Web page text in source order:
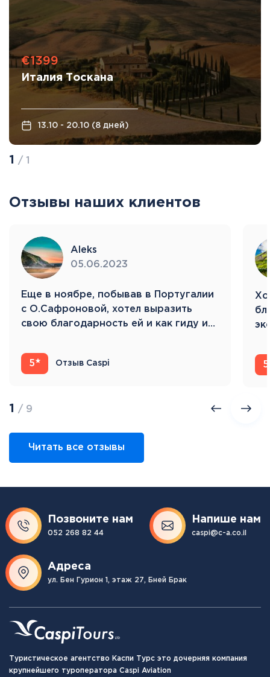
€1399
Италия Тоскана
13.10 - 20.10 (8 дней)
1 / 1
Отзывы наших клиентов
Aleks
05.06.2023
Eще в ноябре, побывав в Португалии
с О.Сафроновой, хотел выразить
свою благодарность ей и как гиду и…
5 Отзыв Caspi 5
1 / 9
Читать все отзывы
Позвоните нам
052 268 82 44
Напише нам
caspi@c-a.co.il
Адреса
ул. Бен Гурион 1, этаж 27, Бней Брак
Туристическое агентство Каспи Турс это дочерняя компания
крупнейшего туроператора Caspi Aviation